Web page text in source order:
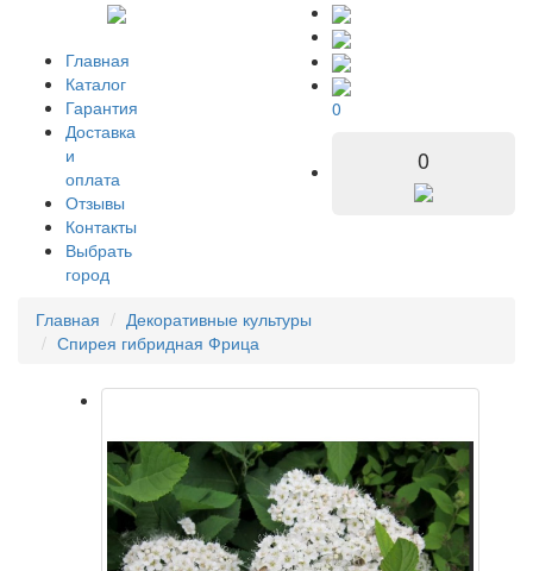
Главная
Каталог
Гарантия
Доставка
и
оплата
Отзывы
Контакты
Выбрать
город
0
0
Главная
Декоративные культуры
Спирея гибридная Фрица